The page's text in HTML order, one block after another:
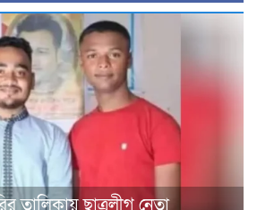
তালিকায় ছাত্রলীগ নেতা